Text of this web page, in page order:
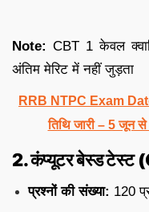
Note: CBT 1 केवल
अंतिम मेरिट में नहीं जुड़ता
RRB NTPC Exam Date
तिथि जारी – 5 जून
2. कंप्यूटर बेस्ड टेस्ट
प्रश्नों की संख्या: 120